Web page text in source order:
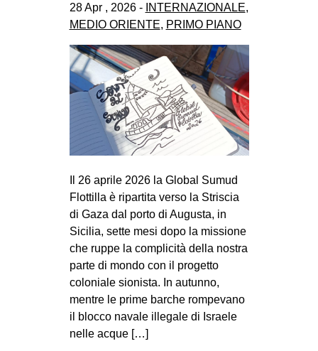
28 Apr , 2026 - INTERNAZIONALE,
MEDIO ORIENTE, PRIMO PIANO
Il 26 aprile 2026 la Global Sumud
Flottilla è ripartita verso la Striscia
di Gaza dal porto di Augusta, in
Sicilia, sette mesi dopo la missione
che ruppe la complicità della nostra
parte di mondo con il progetto
coloniale sionista. In autunno,
mentre le prime barche rompevano
il blocco navale illegale di Israele
nelle acque […]